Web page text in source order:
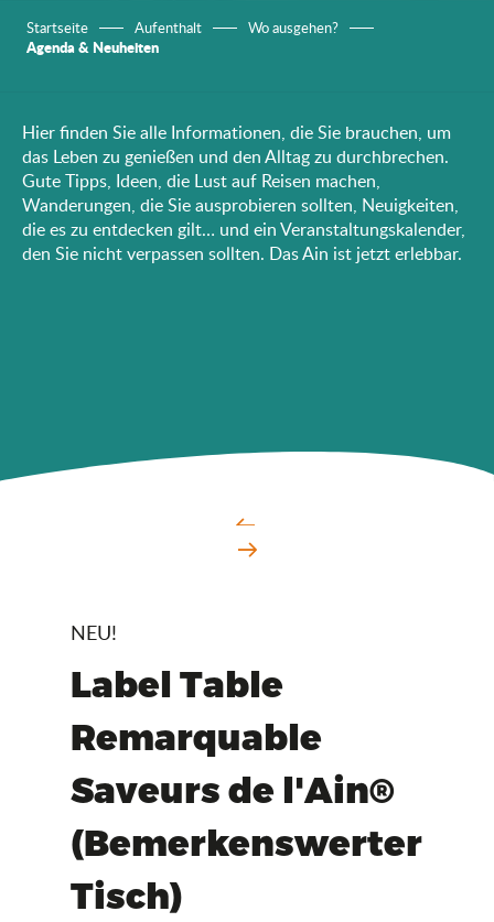
Startseite Aufenthalt Wo ausgehen?
Agenda & Neuheiten
Hier finden Sie alle Informationen, die Sie brauchen, um
das Leben zu genießen und den Alltag zu durchbrechen.
Gute Tipps, Ideen, die Lust auf Reisen machen,
Wanderungen, die Sie ausprobieren sollten, Neuigkeiten,
die es zu entdecken gilt… und ein Veranstaltungskalender,
den Sie nicht verpassen sollten. Das Ain ist jetzt erlebbar.
NEU!
Label Table
Remarquable
Saveurs de l'Ain®
(Bemerkenswerter
Tisch)